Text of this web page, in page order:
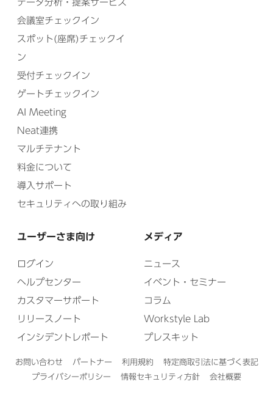
データ分析・提案サービス
会議室チェックイン
スポット(座席)チェックイ
ン
受付チェックイン
ゲートチェックイン
AI Meeting
Neat連携
マルチテナント
料金について
導入サポート
セキュリティへの取り組み
ユーザーさま向け
ログイン
ヘルプセンター
カスタマーサポート
リリースノート
インシデントレポート
メディア
ニュース
イベント・セミナー
コラム
Workstyle Lab
プレスキット
お問い合わせ パートナー 利用規約
特定商取引法に基づく表記
プライバシーポリシー
情報セキュリティ方針 会社概要